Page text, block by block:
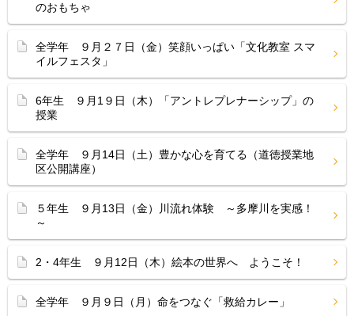
のおもちゃ
全学年 ９月２７日（金）笑顔いっぱい「文化教室 スマ
イルフェスタ」
6年生 ９月1９日（木）「アントレプレナーシップ」の
授業
全学年 ９月14日（土）豊かな心を育てる（道徳授業地
区公開講座）
５年生 ９月13日（金）川流れ体験 ～多摩川を実感！
～
2・4年生 ９月12日（木）絵本の世界へ ようこそ！
全学年 ９月９日（月）命をつなぐ「救給カレー」